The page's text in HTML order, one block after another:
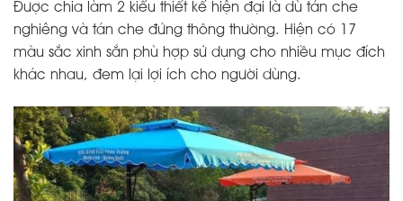
Được chia làm 2 kiểu thiết kế hiện đại là dù tán che
nghiêng và tán che đứng thông thường. Hiện có 17
màu sắc xinh sắn phù hợp sử dụng cho nhiều mục đích
khác nhau, đem lại lợi ích cho người dùng.